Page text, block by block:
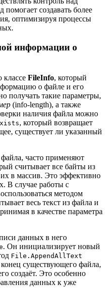
создавать более
оптимизируя процессы
информации о
классе FileInfo, который
о файле и его
получать такие параметры,
(info-length), а также
наличия файла можно
, который возвращает
существует ли указанный
часто применяют
считывает все байты из
в массив. Это эффективно
В случае работы с
методом
весь текст из файла и
в качестве параметра
данных в него
. Он инициализирует новый
File.AppendAllText
существующего файла,
создаёт. Это особенно
данных к уже